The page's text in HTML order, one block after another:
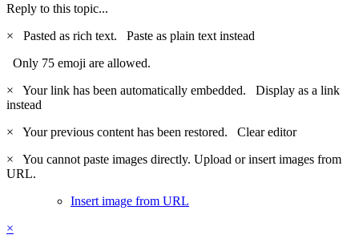
Reply to this topic...
×
Pasted as rich text. Paste as plain text instead
Only 75 emoji are allowed.
×
Your link has been automatically embedded. Display as a link
instead
×
Your previous content has been restored. Clear editor
×
You cannot paste images directly. Upload or insert images from
URL.
Insert image from URL
×